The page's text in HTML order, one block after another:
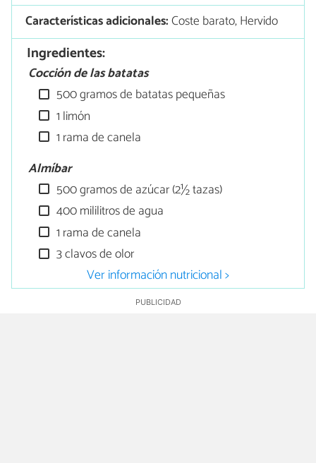
Características adicionales:Coste barato, Hervido
Ingredientes:
Cocción de las batatas
500 gramos de batatas pequeñas
1 limón
1 rama de canela
Almíbar
500 gramos de azúcar (2½ tazas)
400 mililitros de agua
1 rama de canela
3 clavos de olor
Ver información nutricional >